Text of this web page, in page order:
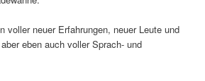
voller neuer Erfahrungen, neuer Leute und
eben auch voller Sprach- und